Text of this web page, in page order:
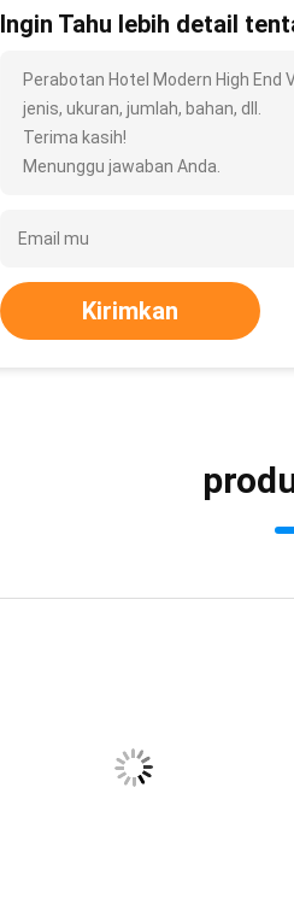
Ingin Tahu lebih detail
Perabotan Hotel Modern High End
jenis, ukuran, jumlah, bahan, dll.
Terima kasih!
Menunggu jawaban Anda.
Kirimkan